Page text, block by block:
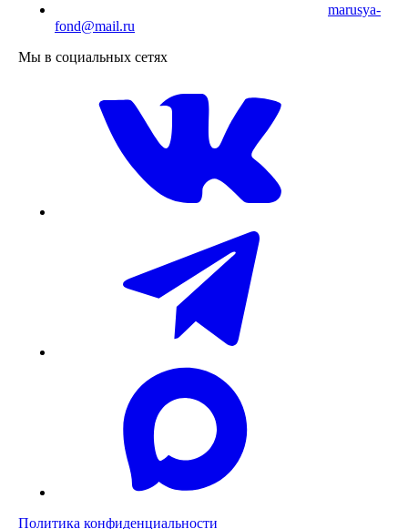
marusya-
fond@mail.ru
Мы в социальных сетях
Политика конфиденциальности